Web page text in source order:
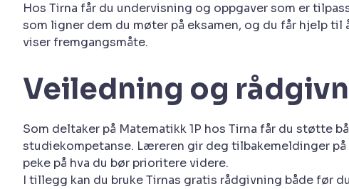
Hos Tirna får du undervisning og oppgaver som er
som ligner dem du møter på eksamen, og du får hjelp
viser fremgangsmåte.
Veiledning og
Som deltaker på Matematikk 1P hos Tirna får du støtte
studiekompetanse. Læreren gir deg tilbakemeldinger
peke på hva du bør prioritere videre.
I tillegg kan du bruke Tirnas gratis rådgivning både før